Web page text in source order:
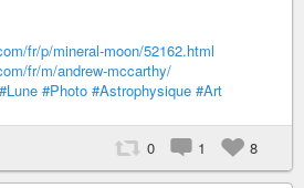
fr/p/mineral-moon/52162.html
fr/m/andrew-mccarthy/
#Lune #Photo #Astrophysique #Art
0 1 8